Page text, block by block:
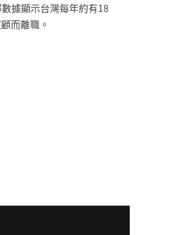
據顯示台灣每年約有18
而離職。